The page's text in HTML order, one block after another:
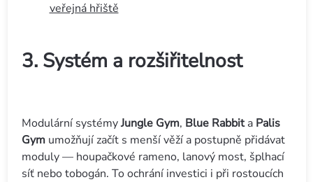
veřejná hřiště
3. Systém a rozšiřitelnost
Modulární systémyJungle Gym, Blue Rabbita Palis
Gymumožňují začít s menší věží a postupně přidávat
moduly — houpačkové rameno, lanový most, šplhací
síť nebo tobogán. To ochrání investici i při rostoucích